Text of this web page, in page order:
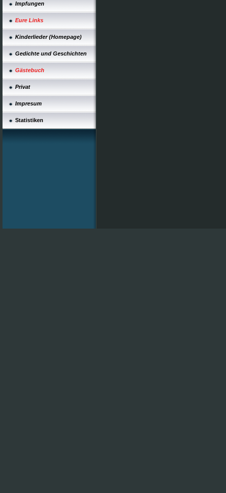
Impfungen
Eure Links
Kinderlieder (Homepage)
Gedichte und Geschichten
Gästebuch
Privat
Impresum
Statistiken